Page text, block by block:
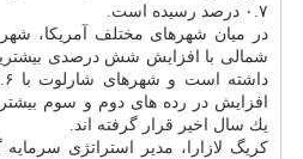
۰.۷ درصد رسیده است.
در میان شهرهای مختلف آمریكا، شهر
شمالی با افزایش شش درصدی
افزایش در رده های دوم و سوم
یك سال اخیر قرار گرفته اند.
كریگ لازارا، مدیر استراتژی